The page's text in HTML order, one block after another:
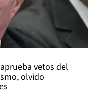
vetos del
olvido